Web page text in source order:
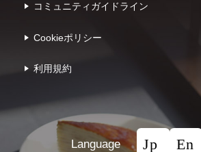
コミュニティガイドライン
Cookieポリシー
利⽤規約
Language